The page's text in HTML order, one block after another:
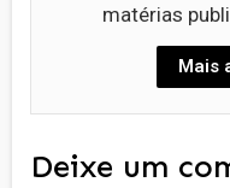
matérias
Mais
Deixe um